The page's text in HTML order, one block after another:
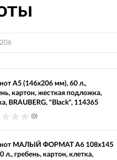
А5 (146х206 мм), 60 л.,
картон, жесткая подложка,
BRAUBERG, "Black", 114365
(0)
МАЛЫЙ ФОРМАТ А6 108х145
л., гребень, картон, клетка,